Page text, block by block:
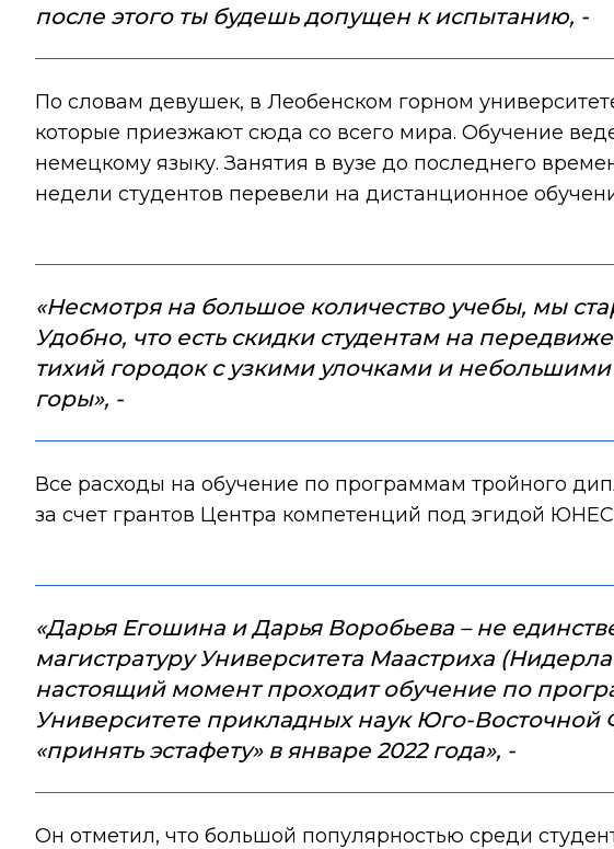
после этого ты будешь допущен к испытанию, -
По словам девушек, в Леобенском горном
которые приезжают сюда со всего мира. Обучение
немецкому языку. Занятия в вузе до последнего
недели студентов перевели на дистанционное
«Несмотря на большое количество учебы, мы
Удобно, что есть скидки студентам на
тихий городок с узкими улочками и
горы», -
Все расходы на обучение по программам тройного
за счет грантов Центра компетенций под эгидой
«Дарья Егошина и Дарья Воробьева – не
магистратуру Университета Маастриха
настоящий момент проходит обучение по
Университете прикладных наук Юго-
«принять эстафету» в январе 2022 года», -
Он отметил, что большой популярностью среди